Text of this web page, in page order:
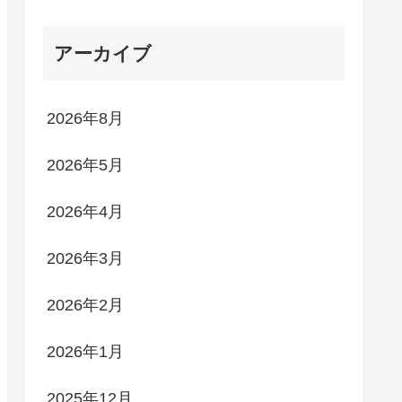
アーカイブ
2026年8月
2026年5月
2026年4月
2026年3月
2026年2月
2026年1月
2025年12月